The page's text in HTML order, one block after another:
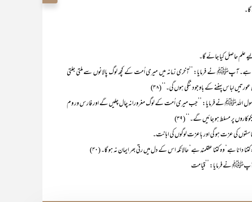
آپﷺ نے فرمایا: ’’آخری زمانہ میں میری اُمت کے کچھ لوگ پالانوں سے ملتی جلتی
لباس پہننے کے باوجود ننگی ہوں گی۔‘‘ (۳۸)
رسول اللہﷺ نے فرمایا: ’’جب میری اُمت کے لوگ مغرورانہ چال چلیں گے اور فارس ور وم
پر مسلط ہو جائیں گے۔‘‘ (۳۹)